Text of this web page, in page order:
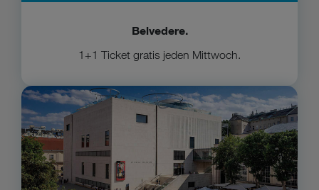
Belvedere.
1+1 Ticket gratis jeden Mittwoch.
Zum Leopold Museum